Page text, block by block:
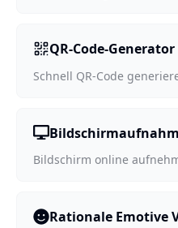
QR-Code-Generator
Schnell QR-Code
Bildschirm online
Rationale Emotive